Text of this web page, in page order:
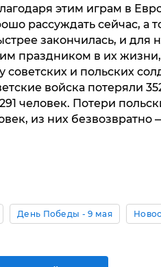
этим играм в
рассуждать сейчас, а
закончилась, и для
праздником в их
советских и польских
войска потеряли
человек. Потери
из них
День Победы - 9 мая